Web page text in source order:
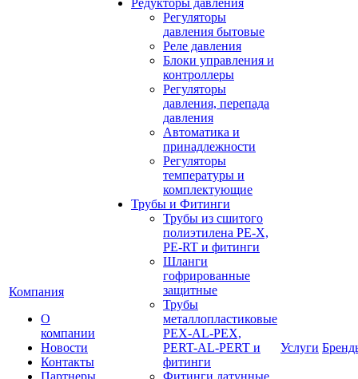
Компания
О
компании
Новости
Контакты
Партнеры
Редукторы давления
Регуляторы
давления бытовые
Реле давления
Блоки управления и
контроллеры
Регуляторы
давления, перепада
давления
Автоматика и
принадлежности
Регуляторы
температуры и
комплектующие
Трубы и Фитинги
Трубы из сшитого
полиэтилена PE-X,
PE-RT и фитинги
Шланги
гофрированные
защитные
Трубы
металлопластиковые
PEX-AL-PEX,
PERT-AL-PERT и
фитинги
Фитинги латунные
Услуги